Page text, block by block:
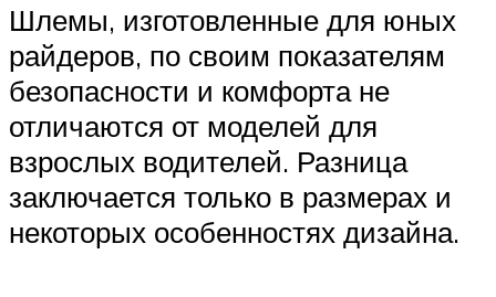
Шлемы, изготовленные для юных
райдеров, по своим показателям
безопасности и комфорта не
отличаются от моделей для
взрослых водителей. Разница
заключается только в размерах и
некоторых особенностях дизайна.